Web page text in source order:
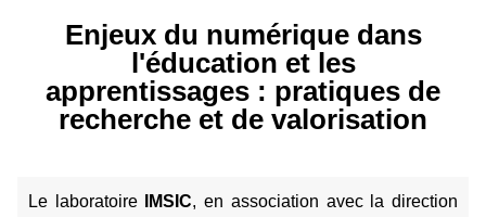
Enjeux du numérique dans
l'éducation et les
apprentissages : pratiques de
recherche et de valorisation
Le laboratoire IMSIC, en association avec la direction